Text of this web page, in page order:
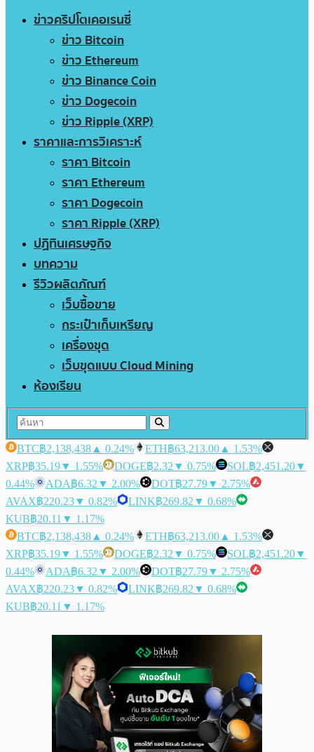
ข่าวคริปโตเคอเรนซี่
ข่าว Bitcoin
ข่าว Ethereum
ข่าว Binance Coin
ข่าว Dogecoin
ข่าว Ripple (XRP)
ราคาและการวิเคราะห์
ราคา Bitcoin
ราคา Ethereum
ราคา Dogecoin
ราคา Ripple (XRP)
ปฏิทินเศรษฐกิจ
บทความ
รีวิวผลิตภัณฑ์
เว็บซื้อขาย
กระเป๋าเก็บเหรียญ
เครื่องขุด
เว็บขุดแบบ Cloud Mining
ห้องเรียน
BTC฿2,138,438 ▲ 0.24% ETH฿63,213.00 ▲ 1.53%
XRP฿35.19▼ 1.55% DOGE฿2.32 ▼ 0.75% SOL฿2,451.20▼
0.44%
ADA฿6.32 ▼ 2.00% DOT฿27.79▼ 2.75%
AVAX฿220.23▼ 0.82% LINK฿269.82 ▼ 0.68%
KUB฿20.11 ▼ 1.17%
BTC฿2,138,438 ▲ 0.24% ETH฿63,213.00 ▲ 1.53%
XRP฿35.19▼ 1.55% DOGE฿2.32 ▼ 0.75% SOL฿2,451.20▼
0.44%
ADA฿6.32 ▼ 2.00% DOT฿27.79▼ 2.75%
AVAX฿220.23▼ 0.82% LINK฿269.82 ▼ 0.68%
KUB฿20.11 ▼ 1.17%